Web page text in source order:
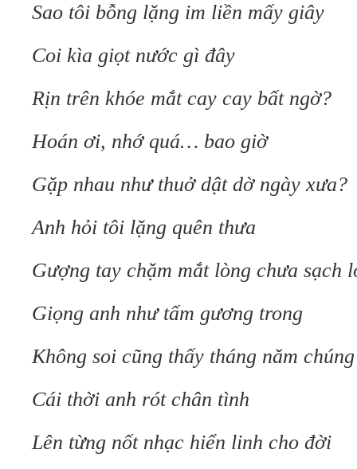
Sao tôi bỗng lặng im liền mấy giây
Coi kìa giọt nước gì đây
Rịn trên khóe mắt cay cay bất ngờ?
Hoán ơi, nhớ quá… bao giờ
Gặp nhau như thuở dật dờ ngày xưa?
Anh hỏi tôi lặng quên thưa
Gượng tay chặm mắt lòng chưa sạch
Giọng anh như tấm gương trong
Không soi cũng thấy tháng năm
Cái thời anh rót chân tình
Lên từng nốt nhạc hiển linh cho đời